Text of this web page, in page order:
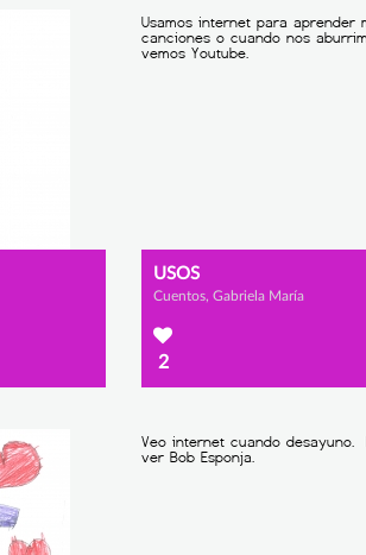
USOS
Cuentos, Gabriela María
2